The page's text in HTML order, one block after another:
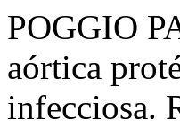
POGGIO
aórtica
infecciosa.